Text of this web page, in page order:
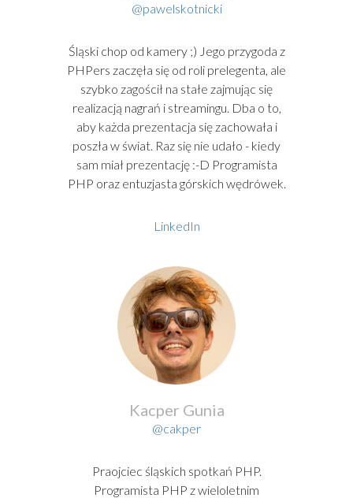
@pawelskotnicki
Śląski chop od kamery ;) Jego przygoda z
PHPers zaczęła się od roli prelegenta, ale
szybko zagościł na stałe zajmując się
realizacją nagrań i streamingu. Dba o to,
aby każda prezentacja się zachowała i
poszła w świat. Raz się nie udało - kiedy
sam miał prezentację :-D Programista
PHP oraz entuzjasta górskich wędrówek.
LinkedIn
Kacper Gunia
@cakper
Praojciec śląskich spotkań PHP.
Programista PHP z wieloletnim